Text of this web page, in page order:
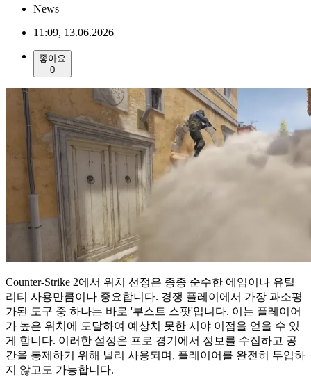
News
11:09, 13.06.2026
좋아요
0
Counter-Strike 2에서 위치 선정은 종종 순수한 에임이나 유틸
리티 사용만큼이나 중요합니다. 경쟁 플레이에서 가장 과소평
가된 도구 중 하나는 바로 '부스트 스팟'입니다. 이는 플레이어
가 높은 위치에 도달하여 예상치 못한 시야 이점을 얻을 수 있
게 합니다. 이러한 설정은 프로 경기에서 정보를 수집하고 공
간을 통제하기 위해 널리 사용되며, 플레이어를 완전히 투입하
지 않고도 가능합니다.